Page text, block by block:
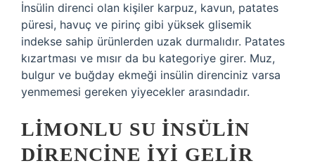
İnsülin direnci olan kişiler karpuz, kavun, patates
püresi, havuç ve pirinç gibi yüksek glisemik
indekse sahip ürünlerden uzak durmalıdır. Patates
kızartması ve mısır da bu kategoriye girer. Muz,
bulgur ve buğday ekmeği insülin direnciniz varsa
yenmemesi gereken yiyecekler arasındadır.
LIMONLU SU INSÜLIN
DIRENCINE IYI GELIR